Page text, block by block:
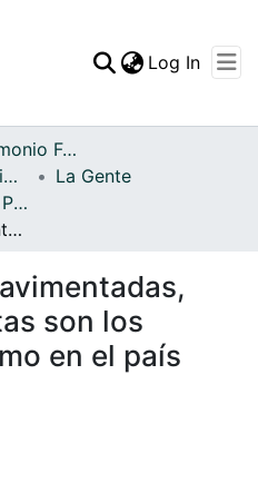
Statistics
Log In
Archivo del Patrimonio Fotográfico y Fílmico del Valle del Cauca
Fondo Archivo del Patrimonio Fotográfico y Fílmico del Valle del Cauca
La Gente
APFFVC - Personajes - Patrimonial
Carreteras despavimentadas, pesadas bicicletas son los inicios del ciclismo en el país
son los
en el país